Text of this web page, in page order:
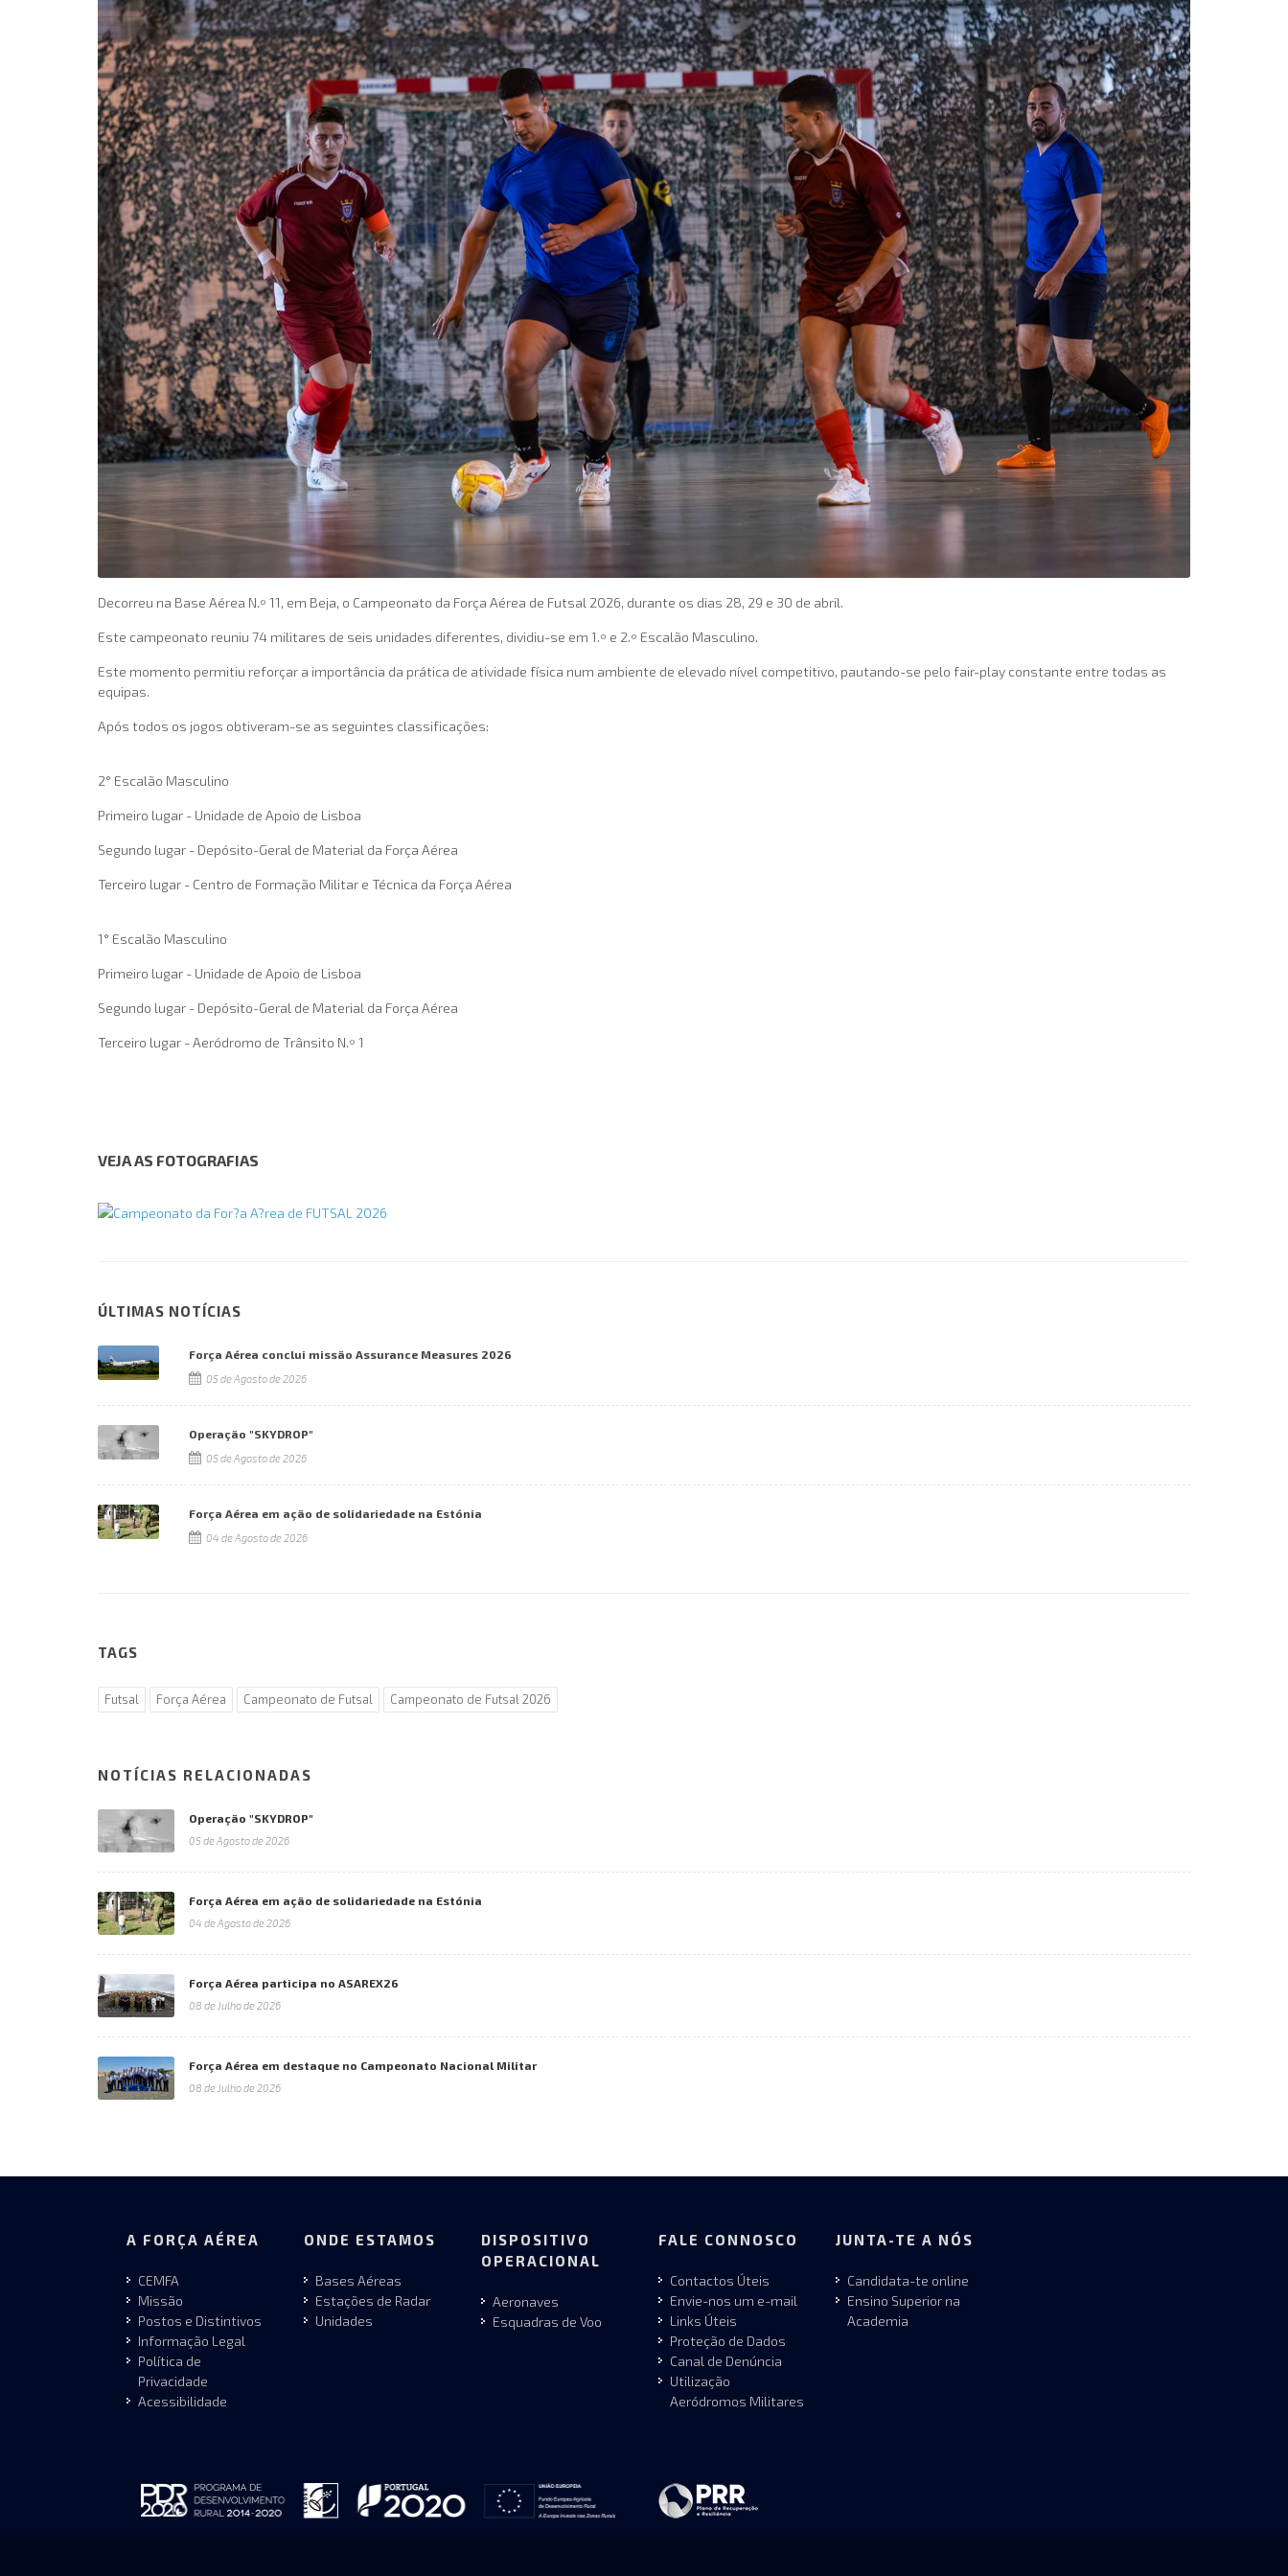
Decorreu na Base Aérea N.º 11, em Beja, o Campeonato da Força Aérea de Futsal 2026, durante os dias 28, 29 e 30 de abril.
Este campeonato reuniu 74 militares de seis unidades diferentes, dividiu-se em 1.º e 2.º Escalão Masculino.
Este momento permitiu reforçar a importância da prática de atividade física num ambiente de elevado nível competitivo, pautando-se pelo fair-play constante entre todas as
equipas.
Após todos os jogos obtiveram-se as seguintes classificações:
2° Escalão Masculino
Primeiro lugar - Unidade de Apoio de Lisboa
Segundo lugar - Depósito-Geral de Material da Força Aérea
Terceiro lugar - Centro de Formação Militar e Técnica da Força Aérea
1° Escalão Masculino
Primeiro lugar - Unidade de Apoio de Lisboa
Segundo lugar - Depósito-Geral de Material da Força Aérea
Terceiro lugar - Aeródromo de Trânsito N.º 1
VEJA AS FOTOGRAFIAS
ÚLTIMAS NOTÍCIAS
Força Aérea conclui missão Assurance Measures 2026
05 de Agosto de 2026
Operação "SKYDROP"
05 de Agosto de 2026
Força Aérea em ação de solidariedade na Estónia
04 de Agosto de 2026
TAGS
Futsal Força Aérea Campeonato de Futsal Campeonato de Futsal 2026
NOTÍCIAS RELACIONADAS
Operação "SKYDROP"
05 de Agosto de 2026
Força Aérea em ação de solidariedade na Estónia
04 de Agosto de 2026
Força Aérea participa no ASAREX26
08 de Julho de 2026
Força Aérea em destaque no Campeonato Nacional Militar
08 de Julho de 2026
A FORÇA AÉREA
CEMFA
Missão
Postos e Distintivos
Informação Legal
Política de
Privacidade
Acessibilidade
ONDE ESTAMOS
Bases Aéreas
Estações de Radar
Unidades
DISPOSITIVO
OPERACIONAL
Aeronaves
Esquadras de Voo
FALE CONNOSCO
Contactos Úteis
Envie-nos um e-mail
Links Úteis
Proteção de Dados
Canal de Denúncia
Utilização
Aeródromos Militares
JUNTA-TE A NÓS
Candidata-te online
Ensino Superior na
Academia